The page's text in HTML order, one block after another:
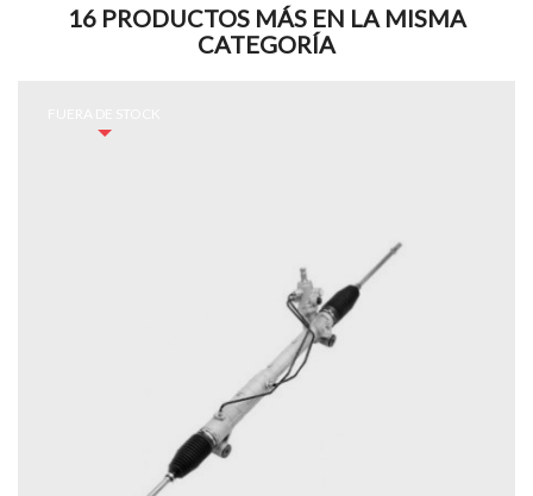
16 PRODUCTOS MÁS EN LA MISMA
CATEGORÍA